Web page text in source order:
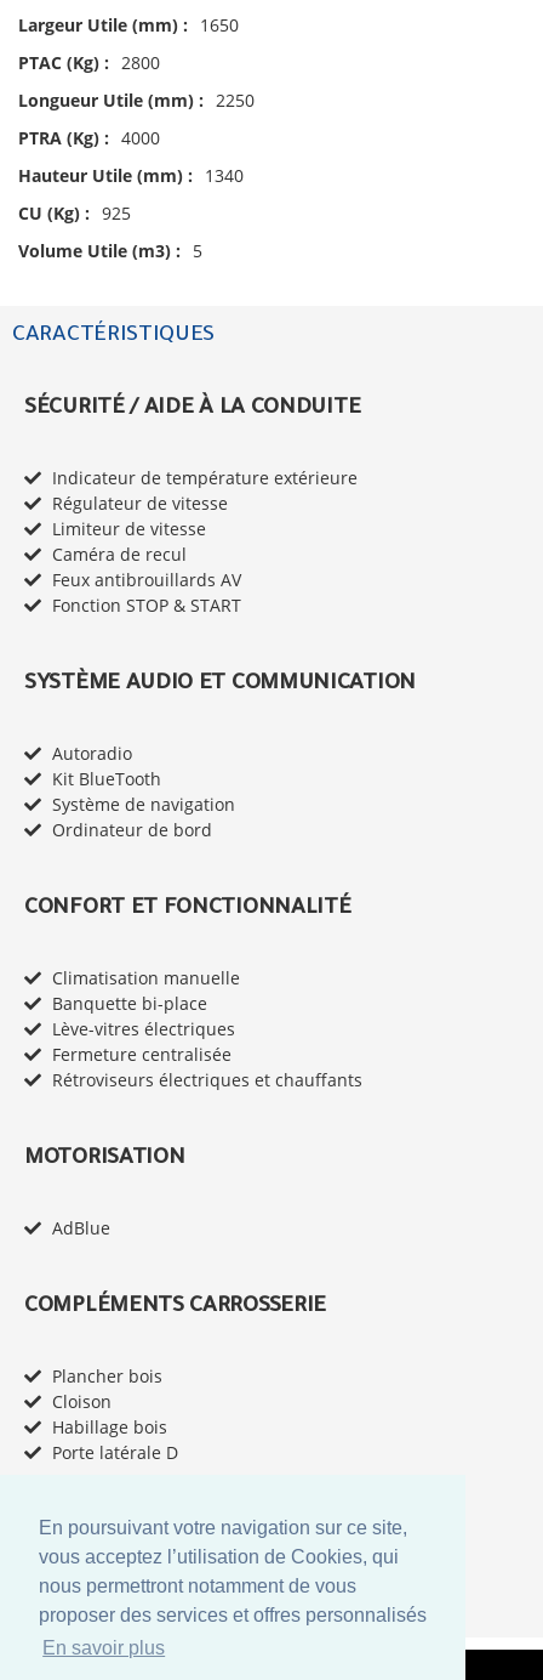
En poursuivant votre navigation sur ce site,
vous acceptez l’utilisation de Cookies, qui
nous permettront notamment de vous
proposer des services et offres personnalisés
En savoir plus
Largeur Utile (mm) :
1650
PTAC (Kg) : 2800
Longueur Utile (mm) : 2250
PTRA (Kg) : 4000
Hauteur Utile (mm) :
1340
CU (Kg) : 925
Volume Utile (m3) :
5
CARACTÉRISTIQUES
SÉCURITÉ / AIDE À LA CONDUITE
Indicateur de température extérieure
Régulateur de vitesse
Limiteur de vitesse
Caméra de recul
Feux antibrouillards AV
Fonction STOP & START
SYSTÈME AUDIO ET COMMUNICATION
Autoradio
Kit BlueTooth
Système de navigation
Ordinateur de bord
CONFORT ET FONCTIONNALITÉ
Climatisation manuelle
Banquette bi-place
Lève-vitres électriques
Fermeture centralisée
Rétroviseurs électriques et chauffants
MOTORISATION
AdBlue
COMPLÉMENTS CARROSSERIE
Plancher bois
Cloison
Habillage bois
Porte latérale D
TYPE DE CABINE
Cabine simple